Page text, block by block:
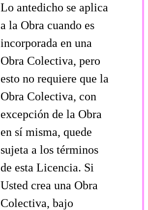
Lo antedicho se aplica
a la Obra cuando es
incorporada en una
Obra Colectiva, pero
esto no requiere que la
Obra Colectiva, con
excepción de la Obra
en sí misma, quede
sujeta a los términos
de esta Licencia. Si
Usted crea una Obra
Colectiva, bajo